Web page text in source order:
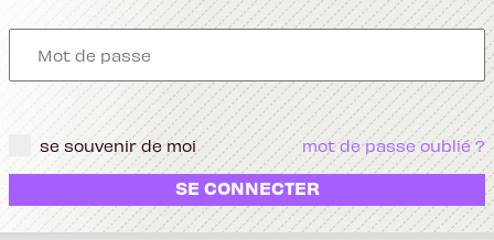
se souvenir de moi mot de passe oublié ?
SE CONNECTER